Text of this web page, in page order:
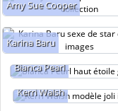
Amy Sue Cooper
Karina Baru
Bianca Pearl
Kerri Walsh